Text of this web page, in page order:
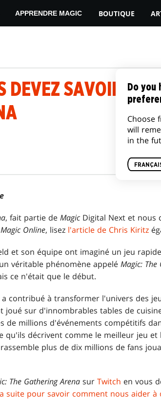
APPRENDRE MAGIC BOUTIQUE
DEVEZ SAVOIR SUR
, fait partie de Magic Digital Next et nous
Magic Online, lisez l'article de Chris Kiritz
et son équipe ont imaginé un jeu
véritable phénomène appelé Magic: The
ce n'était que le début.
a contribué à transformer l'univers des
joué sur d'innombrables tables de
de millions d'événements compétitifs
qu'ils décrivent comme le meilleur jeu
rassemble plus de dix millions de fans
The Gathering Arena sur Twitch en vous
suite pour savoir comment nous aider à
Do you
Choose
will
in the